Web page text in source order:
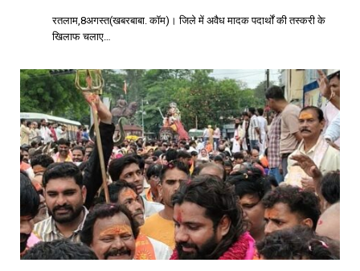
रतलाम,8अगस्त(खबरबाबा. कॉम)। जिले में अवैध मादक पदार्थों की तस्करी के
खिलाफ चलाए…